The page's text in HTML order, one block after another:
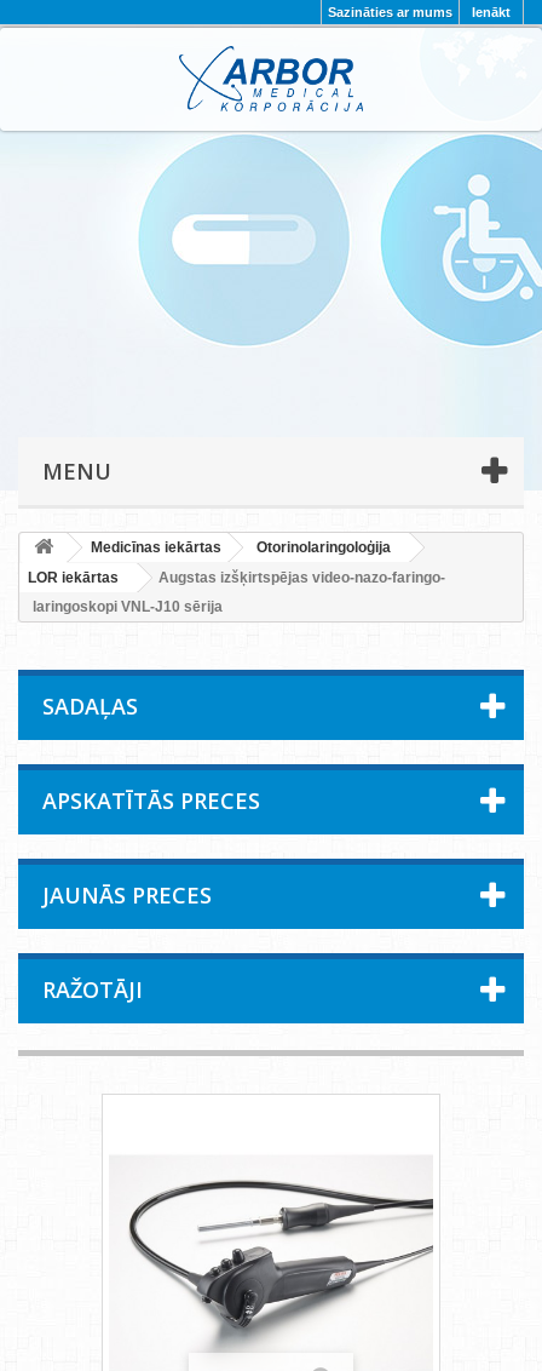
Ienākt
Sazināties ar mums
PAR MUMS PROJEKTI
KONTAKTI
PRIVĀTUMA POLITIKA
MENU
Medicīnas iekārtas
Otorinolaringoloģija
LOR iekārtas
Augstas izšķirtspējas video-nazo-faringo-
laringoskopi VNL-J10 sērija
SADAĻAS
APSKATĪTĀS PRECES
JAUNĀS PRECES
RAŽOTĀJI